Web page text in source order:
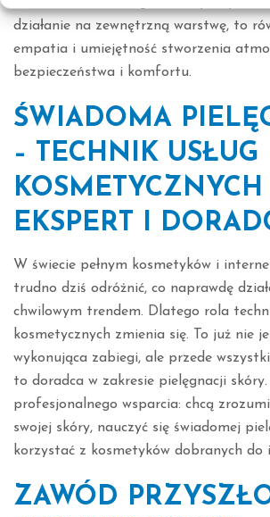
działanie na zewnętrzną warstwę, to
empatia i umiejętność stworzenia
bezpieczeństwa i komfortu.
ŚWIADOMA
– TECHNIK USŁUG
KOSMETYCZNYCH
EKSPERT I
W świecie pełnym kosmetyków i
trudno dziś odróżnić, co naprawdę
chwilowym trendem. Dlatego rola
kosmetycznych zmienia się. To już nie
wykonująca zabiegi, ale przede
to doradca w zakresie pielęgnacji
profesjonalnego wsparcia: chcą
swojej skóry, nauczyć się świadomej
korzystać z kosmetyków dobranych do
ZAWÓD